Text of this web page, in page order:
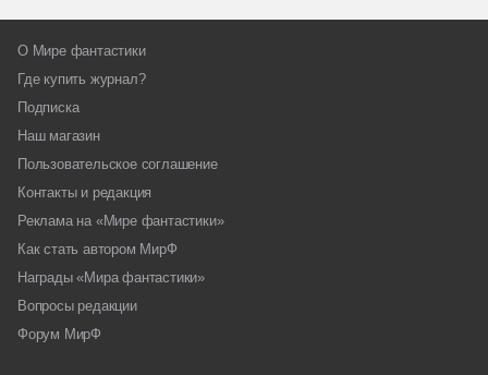
О Мире фантастики
Где купить журнал?
Подписка
Наш магазин
Пользовательское соглашение
Контакты и редакция
Реклама на «Мире фантастики»
Как стать автором МирФ
Награды «Мира фантастики»
Вопросы редакции
Форум МирФ